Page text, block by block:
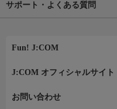
サポート・よくある質問
Fun! J:COM
J:COM オフィシャルサイト
お問い合わせ